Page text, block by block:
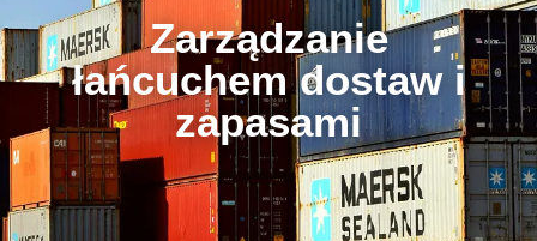
Zarządzanie
łańcuchem dostaw i
zapasami